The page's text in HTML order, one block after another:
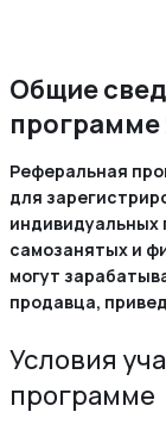
Общие
программе
Реферальная
для
индивидуальных
самозанятых и
могут
продавца,
Условия
программе